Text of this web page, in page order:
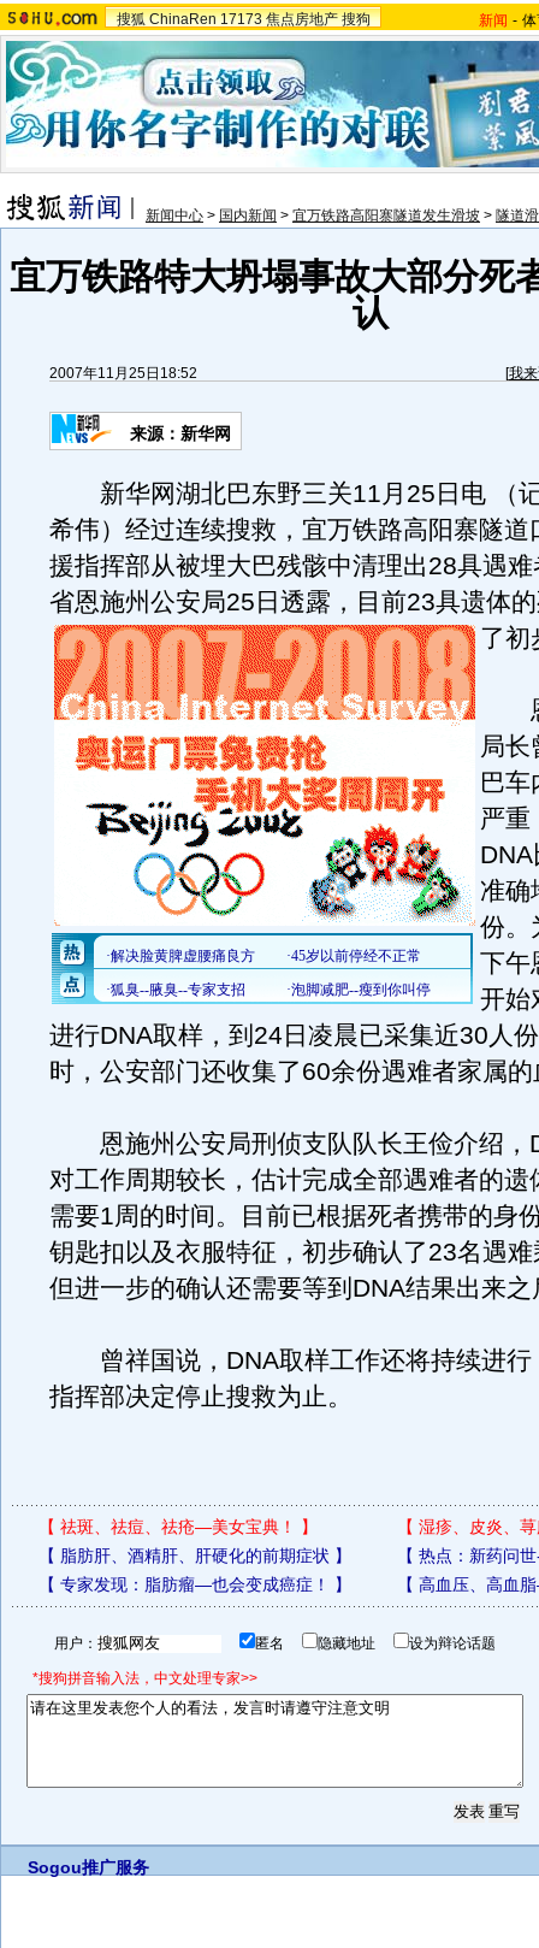
搜狐 ChinaRen 17173 焦点房地产 搜狗 新闻 -
新闻中心 > 国内新闻 > 宜万铁路高阳寨隧道发生滑坡 > 隧道
宜万铁路特大坍塌事故大部分死
认
2007年11月25日18:52 [我
来源：新华网
新华网湖北巴东野三关11月25日电 （
希伟）经过连续搜救，宜万铁路高阳寨隧道
援指挥部从被埋大巴残骸中清理出28具遇
省恩施州公安局25日透露，目前23具遗体
了初
恩
局长
巴车
严重
准确
份。
下午
开始
进行DNA取样，到24日凌晨已采集近30人
时，公安部门还收集了60余份遇难者家属
恩施州公安局刑侦支队队长王俭介绍，
对工作周期较长，估计完成全部遇难者的遗
需要1周的时间。目前已根据死者携带的身
钥匙扣以及衣服特征，初步确认了23名遇
但进一步的确认还需要等到DNA结果出来之
曾祥国说，DNA取样工作还将持续进行
指挥部决定停止搜救为止。
【 祛斑、祛痘、祛疮—美女宝典！ 】 【 湿疹、皮炎、
【 脂肪肝、酒精肝、肝硬化的前期症状 】 【 热点：新药问
【 专家发现：脂肪瘤—也会变成癌症！ 】 【 高血压、高血
用户： 匿名 隐藏地址 设为辩论话题
*搜狗拼音输入法，中文处理专家>>
Sogou推广服务